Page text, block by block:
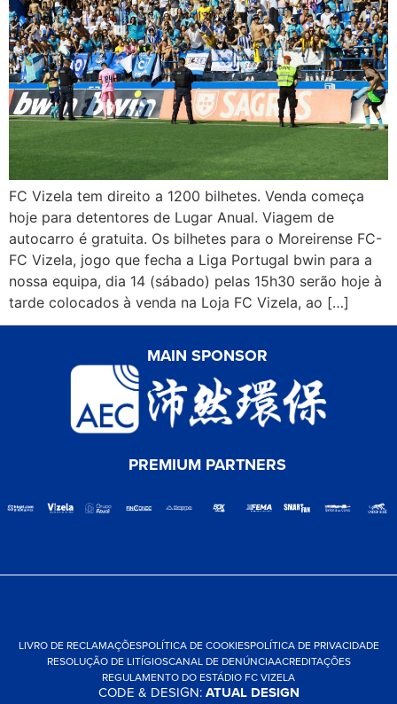
FC Vizela tem direito a 1200 bilhetes. Venda começa
hoje para detentores de Lugar Anual. Viagem de
autocarro é gratuita. Os bilhetes para o Moreirense FC-
FC Vizela, jogo que fecha a Liga Portugal bwin para a
nossa equipa, dia 14 (sábado) pelas 15h30 serão hoje à
tarde colocados à venda na Loja FC Vizela, ao […]
MAIN SPONSOR
PREMIUM PARTNERS
LIVRO DE RECLAMAÇÕESPOLÍTICA DE COOKIESPOLÍTICA DE PRIVACIDADE
RESOLUÇÃO DE LITÍGIOSCANAL DE DENÚNCIAACREDITAÇÕES
REGULAMENTO DO ESTÁDIO FC VIZELA
CODE & DESIGN:ATUAL DESIGN